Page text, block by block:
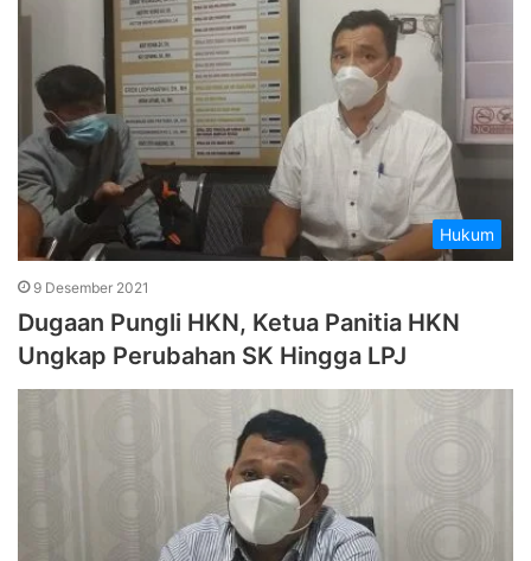
Hukum
9 Desember 2021
Dugaan Pungli HKN, Ketua Panitia HKN
Ungkap Perubahan SK Hingga LPJ